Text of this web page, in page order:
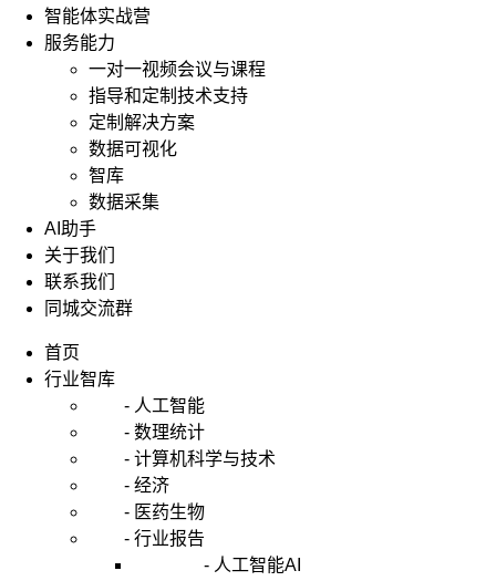
智能体实战营
服务能力
一对一视频会议与课程
指导和定制技术支持
定制解决方案
数据可视化
智库
数据采集
AI助手
关于我们
联系我们
同城交流群
首页
行业智库
- 人工智能
- 数理统计
- 计算机科学与技术
- 经济
- 医药生物
- 行业报告
- 人工智能AI